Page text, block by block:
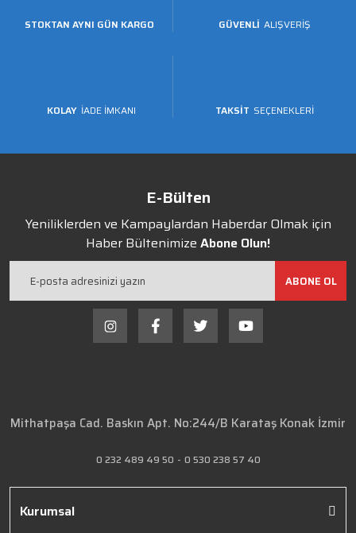
STOKTAN AYNI GÜN KARGO GÜVENLİ ALIŞVERİŞ
KOLAY İADE İMKANI TAKSİT SEÇENEKLERİ
E-Bülten
Yeniliklerden ve Kampaylardan Haberdar Olmak için
Haber Bültenimize Abone Olun!
ABONE OL
Mithatpaşa Cad. Baskın Apt. No:244/B Karataş Konak İzmir
0 232 489 49 50 - 0 530 238 57 40
Kurumsal